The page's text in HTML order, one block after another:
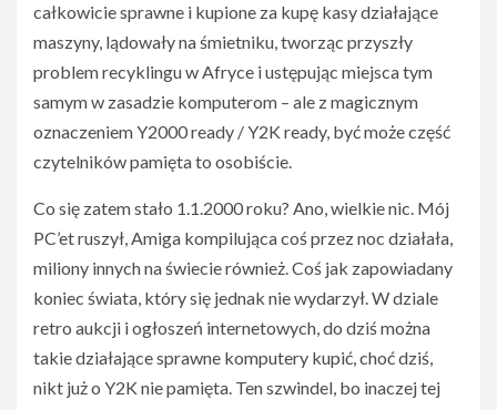
całkowicie sprawne i kupione za kupę kasy działające
maszyny, lądowały na śmietniku, tworząc przyszły
problem recyklingu w Afryce i ustępując miejsca tym
samym w zasadzie komputerom – ale z magicznym
oznaczeniem Y2000 ready / Y2K ready, być może część
czytelników pamięta to osobiście.
Co się zatem stało 1.1.2000 roku? Ano, wielkie nic. Mój
PC’et ruszył, Amiga kompilująca coś przez noc działała,
miliony innych na świecie również. Coś jak zapowiadany
koniec świata, który się jednak nie wydarzył. W dziale
retro aukcji i ogłoszeń internetowych, do dziś można
takie działające sprawne komputery kupić, choć dziś,
nikt już o Y2K nie pamięta. Ten szwindel, bo inaczej tej